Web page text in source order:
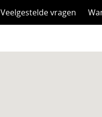
Veelgestelde vragen